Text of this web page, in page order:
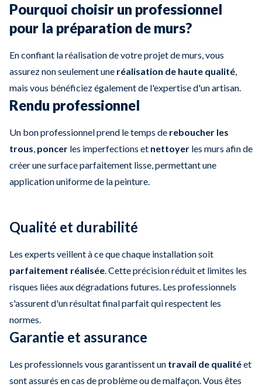
Pourquoi choisir un professionnel
pour la préparation de murs?
En confiant la réalisation de votre projet de murs, vous
assurez non seulement une réalisation de haute qualité,
mais vous bénéficiez également de l'expertise d'un artisan.
Rendu professionnel
Un bon professionnel prend le temps de reboucher les
trous, poncer les imperfections et nettoyer les murs afin de
créer une surface parfaitement lisse, permettant une
application uniforme de la peinture.
Qualité et durabilité
Les experts veillent à ce que chaque installation soit
parfaitement réalisée. Cette précision réduit et limites les
risques liées aux dégradations futures. Les professionnels
s'assurent d'un résultat final parfait qui respectent les
normes.
Garantie et assurance
Les professionnels vous garantissent un travail de qualitéet
sont assurés en cas de problème ou de malfaçon. Vous êtes